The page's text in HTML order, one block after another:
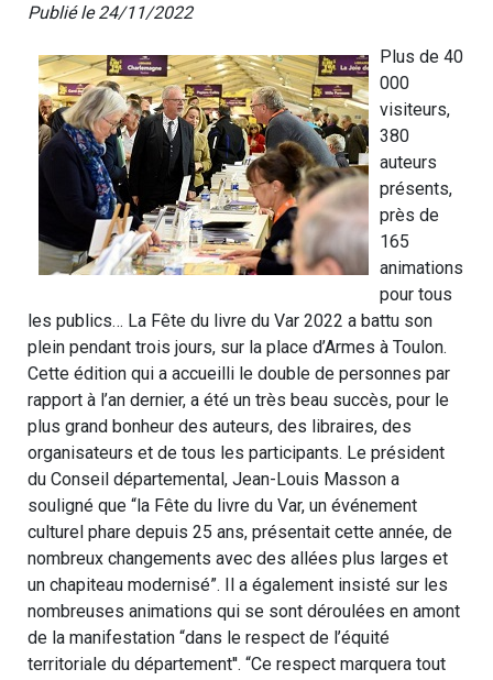
Publié le 24/11/2022
Plus de 40
000
visiteurs,
380
auteurs
présents,
près de
165
animations
pour tous
les publics… La Fête du livre du Var 2022 a battu son
plein pendant trois jours, sur la place d’Armes à Toulon.
Cette édition qui a accueilli le double de personnes par
rapport à l’an dernier, a été un très beau succès, pour le
plus grand bonheur des auteurs, des libraires, des
organisateurs et de tous les participants. Le président
du Conseil départemental, Jean-Louis Masson a
souligné que “la Fête du livre du Var, un événement
culturel phare depuis 25 ans, présentait cette année, de
nombreux changements avec des allées plus larges et
un chapiteau modernisé”. Il a également insisté sur les
nombreuses animations qui se sont déroulées en amont
de la manifestation “dans le respect de l’équité
territoriale du département''. “Ce respect marquera tout